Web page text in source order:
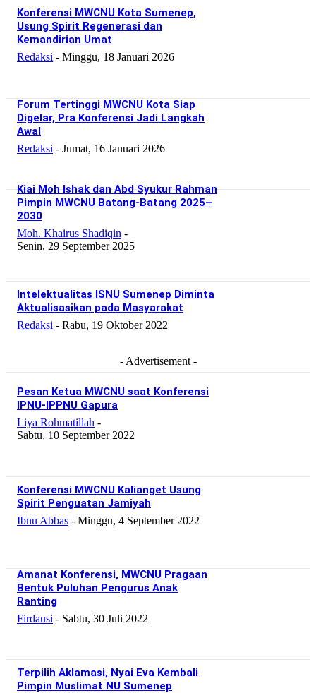
Konferensi MWCNU Kota Sumenep,
Usung Spirit Regenerasi dan
Kemandirian Umat
Redaksi - Minggu, 18 Januari 2026
Forum Tertinggi MWCNU Kota Siap
Digelar, Pra Konferensi Jadi Langkah
Awal
Redaksi - Jumat, 16 Januari 2026
Kiai Moh Ishak dan Abd Syukur Rahman
Pimpin MWCNU Batang-Batang 2025–
2030
Moh. Khairus Shadiqin -
Senin, 29 September 2025
Intelektualitas ISNU Sumenep Diminta
Aktualisasikan pada Masyarakat
Redaksi - Rabu, 19 Oktober 2022
- Advertisement -
Pesan Ketua MWCNU saat Konferensi
IPNU-IPPNU Gapura
Liya Rohmatillah -
Sabtu, 10 September 2022
Konferensi MWCNU Kalianget Usung
Spirit Penguatan Jamiyah
Ibnu Abbas - Minggu, 4 September 2022
Amanat Konferensi, MWCNU Pragaan
Bentuk Puluhan Pengurus Anak
Ranting
Firdausi - Sabtu, 30 Juli 2022
Terpilih Aklamasi, Nyai Eva Kembali
Pimpin Muslimat NU Sumenep